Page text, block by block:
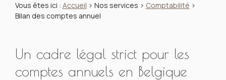
Vous êtes ici : Accueil > Nos services > Comptabilité >
Bilan des comptes annuel
Un cadre légal strict pour les
comptes annuels en Belgique